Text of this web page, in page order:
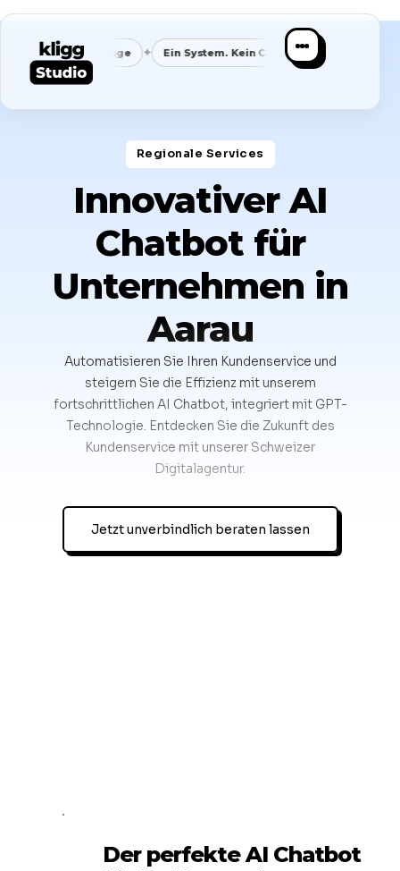
Nachfrage Ein System. Kein Chaos. ✦ Klare Nische
Regionale Services​
Innovativer AI
Chatbot für
Unternehmen in
Aarau
Automatisieren Sie Ihren Kundenservice und
steigern Sie die Effizienz mit unserem
fortschrittlichen AI Chatbot, integriert mit GPT-
Technologie. Entdecken Sie die Zukunft des
Kundenservice mit unserer Schweizer
Digitalagentur.
Jetzt unverbindlich beraten lassen
Der perfekte AI Chatbot